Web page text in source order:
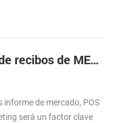
GLOBAL POS IMPRESORA de recibos de MERCADO durante previsión 2016-2020
informe de mercado, POS
será un factor clave